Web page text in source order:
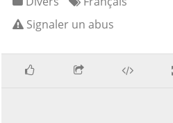
Signaler un abus